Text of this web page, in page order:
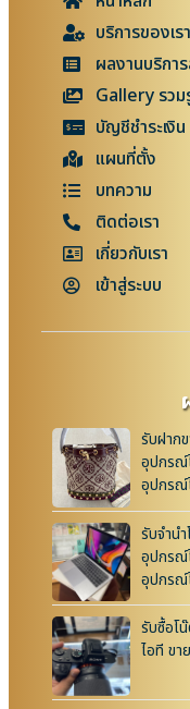
บริการของเรา
ผลงานบริกา
Gallery รว
บัญชีชำระเงิน
แผนที่ตั้ง
บทความ
ติดต่อเรา
เกี่ยวกับเรา
เข้าสู่ระบบ
รับฝาก
อุปกรณ์
อุปกรณ์
รับจำน
อุปกรณ์
อุปกรณ์
รับซื้อโ
ไอที ข